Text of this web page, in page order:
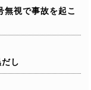
無視で事故を起こ
し